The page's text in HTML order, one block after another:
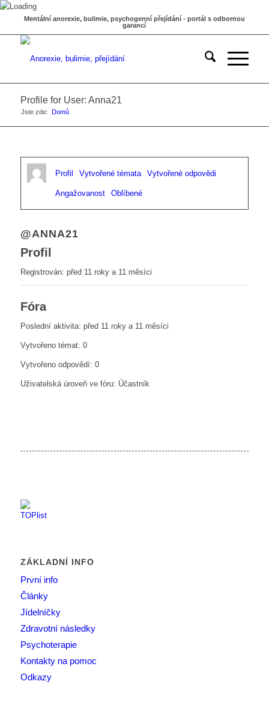
Mentální anorexie, bulimie, psychogenní přejídání - portál s odbornou
garancí
Profile for User: Anna21
Jste zde: Domů
Profil Vytvořené témata Vytvořené odpovědi
Angažovanost Oblíbené
@ANNA21
Profil
Registrován: před 11 roky a 11 měsíci
Fóra
Poslední aktivita: před 11 roky a 11 měsíci
Vytvořeno témat: 0
Vytvořeno odpovědí: 0
Uživatelská úroveň ve fóru: Účastník
ZÁKLADNÍ INFO
První info
Články
Jídelníčky
Zdravotní následky
Psychoterapie
Kontakty na pomoc
Odkazy